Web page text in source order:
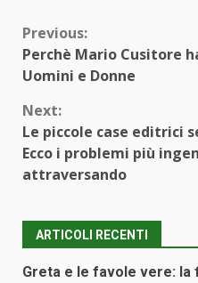
Continue
Reading
Previous:
Perchè Mario Cusitore
Uomini e Donne
Next:
Le piccole case editrici
Ecco i problemi più
attraversando
ARTICOLI RECENTI
Greta e le favole vere: la